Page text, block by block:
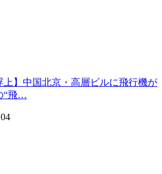
上】中国北京・高層ビルに飛行機が
“飛…